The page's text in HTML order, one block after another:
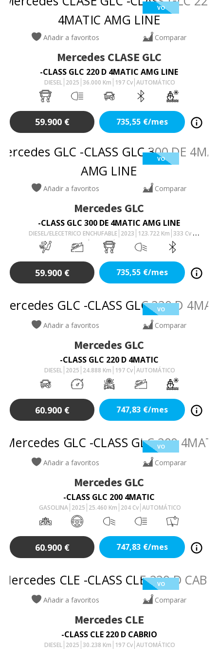
VO
Añadir a favoritos Comparar
Mercedes CLASE GLC
-CLASS GLC 220 D 4MATIC AMG LINE
DIESEL 2025 36.000 Km 197 Cv AUTOMÁTICO
59.900 € 735,55 €/mes
VO
Añadir a favoritos Comparar
Mercedes GLC
-CLASS GLC 300 DE 4MATIC AMG LINE
DIESEL/ELECETRICO ENCHUFABLE 2023 123.722Km 333 Cv
AUTOMÁTICO
59.900 € 735,55 €/mes
VO
Añadir a favoritos Comparar
Mercedes GLC
-CLASS GLC 220 D 4MATIC
DIESEL 2025 24.888 Km 197 Cv AUTOMÁTICO
60.900 € 747,83 €/mes
VO
Añadir a favoritos Comparar
Mercedes GLC
-CLASS GLC 200 4MATIC
GASOLINA 2025 25.460 Km 204Cv AUTOMÁTICO
60.900 € 747,83 €/mes
VO
Añadir a favoritos Comparar
Mercedes CLE
-CLASS CLE 220 D CABRIO
DIESEL 2025 30.238 Km 197 Cv AUTOMÁTICO